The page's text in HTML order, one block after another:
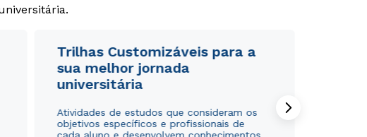
Trilhas Customizáveis para a
sua melhor jornada
universitária
Atividades de estudos que consideram os
objetivos específicos e profissionais de
Rápido e fácil
WhatsApp
Rápido e fácil
WhatsApp